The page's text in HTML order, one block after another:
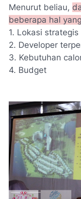
Menurut beliau,
beberapa hal
1. Lokasi
2. Developer
3. Kebutuhan
4. Budget